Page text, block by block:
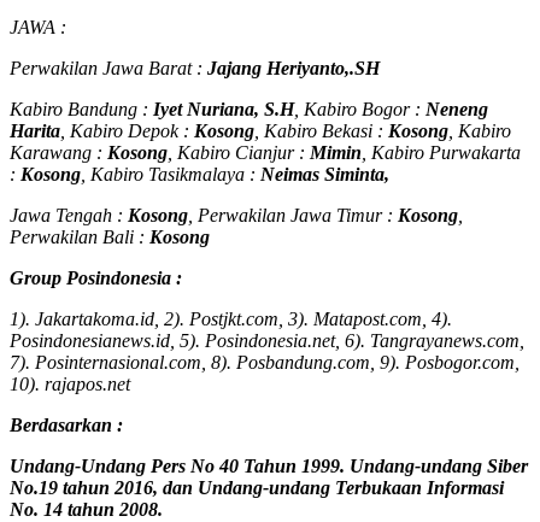
JAWA :
Perwakilan Jawa Barat : Jajang Heriyanto,.SH
Kabiro Bandung : Iyet Nuriana, S.H, Kabiro Bogor : Neneng
Harita , Kabiro Depok : Kosong , Kabiro Bekasi : Kosong , Kabiro
Karawang : Kosong , Kabiro Cianjur : Mimin , Kabiro Purwakarta
: Kosong , Kabiro Tasikmalaya : Neimas Siminta,
Jawa Tengah : Kosong , Perwakilan Jawa Timur : Kosong
Perwakilan Bali : Kosong
Group Posindonesia :
1). Jakartakoma.id, 2). Postjkt.com, 3). Matapost.com, 4).
Posindonesianews.id, 5). Posindonesia.net, 6). Tangrayanews.com,
7). Posinternasional.com, 8). Posbandung.com, 9). Posbogor.com,
10). rajapos.net
Berdasarkan :
Undang-Undang Pers No 40 Tahun 1999. Undang-undang Siber
No.19 tahun 2016, dan Undang-undang Terbukaan Informasi
No. 14 tahun 2008.